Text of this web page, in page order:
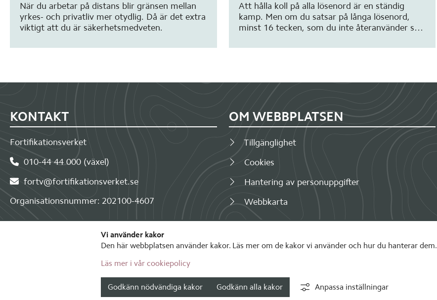
Vi använder kakor
Den här webbplatsen använder kakor. Läs mer om de kakor vi använder och hur du hanterar dem.
Läs mer i vår cookiepolicy
Godkänn nödvändiga kakor Godkänn alla kakor Anpassa inställningar
När du arbetar på distans blir gränsen mellan
yrkes- och privatliv mer otydlig. Då är det extra
viktigt att du är säkerhetsmedveten.
Att hålla koll på alla lösenord är en ständig
kamp. Men om du satsar på långa lösenord,
minst 16 tecken, som du inte återanvänder så
Sidfot
KONTAKT
Fortifikationsverket
010-44 44 000 (växel)
fortv@fortifikationsverket.se
Organisationsnummer: 202100-4607
OM WEBBPLATSEN
Tillgänglighet
Cookies
Hantering av personuppgifter
Webbkarta